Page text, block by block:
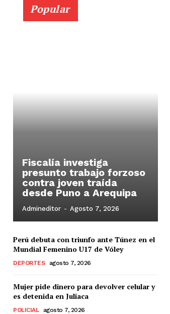
Popular
Fiscalía investiga
presunto trabajo forzoso
contra joven traída
desde Puno a Arequipa
Admineditor - Agosto 7, 2026
Perú debuta con triunfo ante Túnez en el
Mundial Femenino U17 de Vóley
DEPORTES agosto 7, 2026
Mujer pide dinero para devolver celular y
es detenida en Juliaca
POLICIAL agosto 7, 2026